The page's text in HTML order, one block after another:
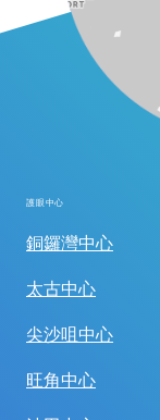
護眼中心
銅鑼灣中心
太古中心
尖沙咀中心
旺角中心